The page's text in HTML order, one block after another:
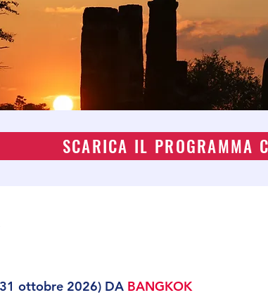
SCARICA IL PROGRAMMA
ottobre 2026) DA BANGKOK